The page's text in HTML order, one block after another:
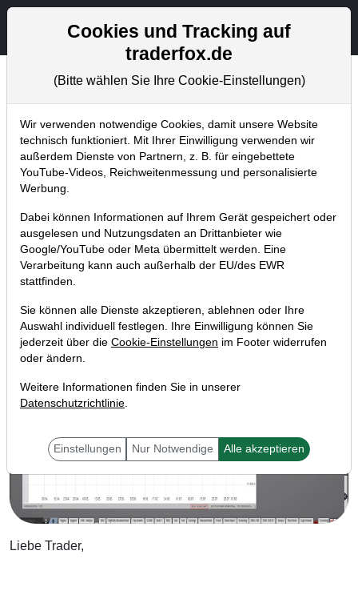
Aktien- und Artikelsuche
Trader-Blog
Home Blog Trader-Blog
Einfache Trenderkennung mit
dem Markttechnik Add-on!
08.08.2019 um 13:41 Uhr |A. Zehetner
Liebe Trader,
Cookies und Tracking auf
traderfox.de
(Bitte wählen Sie Ihre Cookie-Einstellungen)
Wir verwenden notwendige Cookies, damit unsere Website
technisch funktioniert. Mit Ihrer Einwilligung verwenden wir
außerdem Dienste von Partnern, z. B. für eingebettete
YouTube-Videos, Reichweitenmessung und personalisierte
Werbung.
Dabei können Informationen auf Ihrem Gerät gespeichert oder
ausgelesen und Nutzungsdaten an Drittanbieter wie
Google/YouTube oder Meta übermittelt werden. Eine
Verarbeitung kann auch außerhalb der EU/des EWR
stattfinden.
Sie können alle Dienste akzeptieren, ablehnen oder Ihre
Auswahl individuell festlegen. Ihre Einwilligung können Sie
jederzeit über die Cookie-Einstellungen im Footer widerrufen
oder ändern.
Weitere Informationen finden Sie in unserer
Datenschutzrichtlinie.
Einstellungen Nur Notwendige Alle akzeptieren